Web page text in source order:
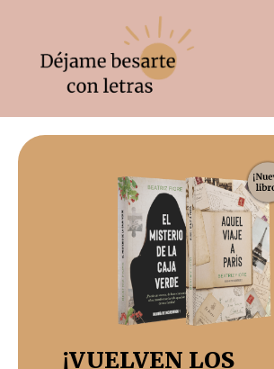
¡VUELVEN LOS